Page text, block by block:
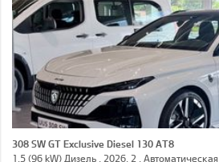
308 SW GT Exclusive Diesel 130 AT8
1.5 (96 kW) Дизель , 2026, 2 ,